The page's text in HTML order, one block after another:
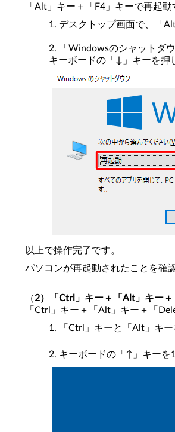
「Alt」キー＋「F4」キーで再起
デスクトップ画面で、「
「Windowsのシャットダ
キーボードの「↓」キーを押
以上で操作完了です。
パソコンが再起動されたことを確
（2）「Ctrl」キー＋「Alt」キー
「Ctrl」キー＋「Alt」キー＋「
「Ctrl」キーと「Alt」キ
キーボードの「↑」キーを